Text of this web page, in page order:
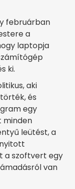
februárban
a
laptopja
ki.
aki
és
egy
leütést, a
a szoftvert egy
van